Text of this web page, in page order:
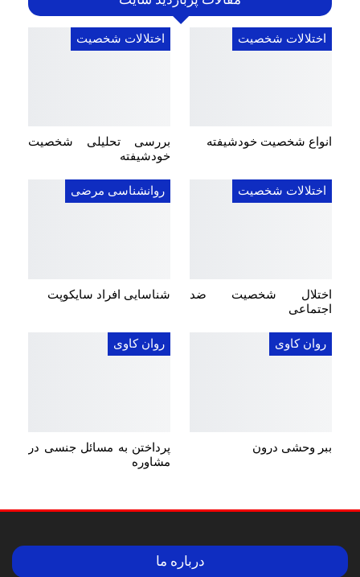
اختلالات شخصیت
انواع شخصیت خودشیفته
اختلالات شخصیت
بررسی تحلیلی شخصیت
خودشیفته
اختلالات شخصیت
اختلال شخصیت ضد
اجتماعی
روانشناسی مرضی
شناسایی افراد سایکوپت
روان کاوی
ببر وحشی درون
روان کاوی
پرداختن به مسائل جنسی در
مشاوره
درباره ما